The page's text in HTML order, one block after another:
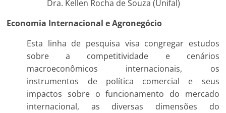
Dra. Kellen Rocha de Souza (Unifal)
Economia Internacional e Agronegócio
Esta linha de pesquisa visa congregar estudos
sobre a competitividade e cenários
macroeconômicos internacionais, os
instrumentos de política comercial e seus
impactos sobre o funcionamento do mercado
internacional, as diversas dimensões do